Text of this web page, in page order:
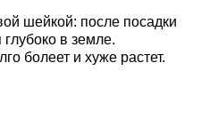
шейкой: после посадки
в земле.
болеет и хуже растет.